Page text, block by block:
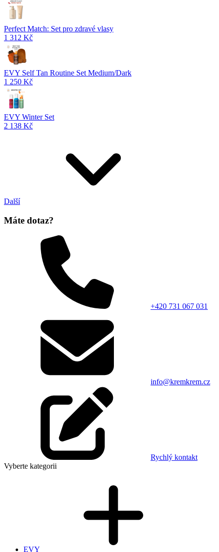
Perfect Match: Set pro zdravé vlasy
1 312 Kč
EVY Self Tan Routine Set Medium/Dark
1 250 Kč
EVY Winter Set
2 138 Kč
Další
Máte dotaz?
+420 731 067 031
info@kremkrem.cz
Rychlý kontakt
Vyberte kategorii
EVY